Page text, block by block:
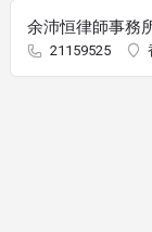
余沛恒律師事務
21159525